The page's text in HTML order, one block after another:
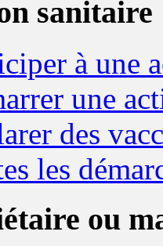
sanitaire
à une
une
des
les
ou